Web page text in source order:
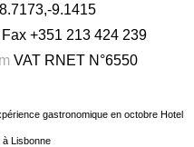
9.1415
Fax +351 213 424 239
VAT RNET N°6550
gastronomique en octobre Hotel
à Lisbonne